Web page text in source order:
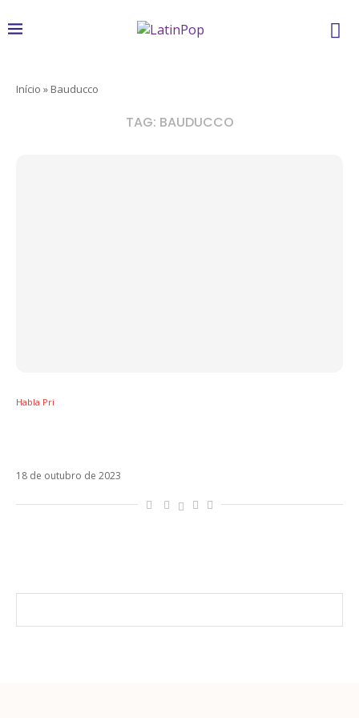
Início » Bauducco
TAG: BAUDUCCO
Habla Pri
18 de outubro de 2023